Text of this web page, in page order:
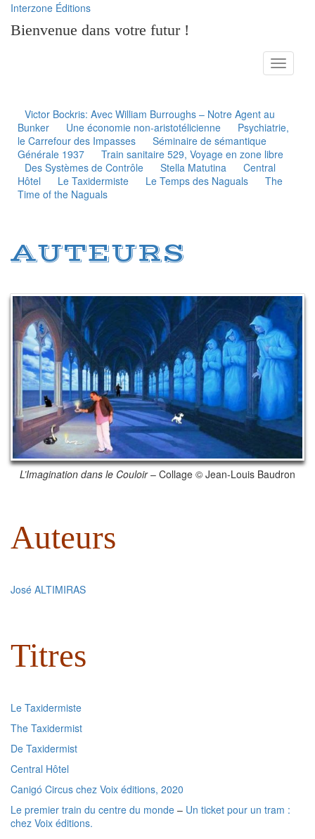
Interzone Éditions
Bienvenue dans votre futur !
Toggle
Victor Bockris: Avec William Burroughs – Notre Agent au
Bunker
Une économie non-aristotélicienne
Psychiatrie,
le Carrefour des Impasses
Séminaire de sémantique
Générale 1937
Train sanitaire 529, Voyage en zone libre
Des Systèmes de Contrôle
Stella Matutina
Central
Hôtel
Le Taxidermiste Le Temps des Naguals
The
Time of the Naguals
AUTEURS
L’Imagination dans le Couloir– Collage © Jean-Louis Baudron
Auteurs
José ALTIMIRAS
Titres
Le Taxidermiste
The Taxidermist
De Taxidermist
Central Hôtel
Canigó Circus chez Voix éditions, 2020
Le premier train du centre du monde – Un ticket pour un tram :
chez Voix éditions.